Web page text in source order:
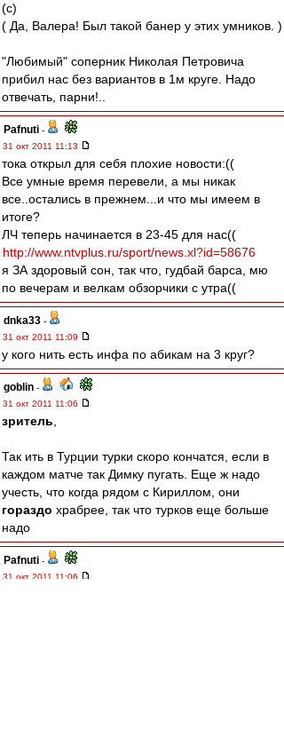
(с)
( Да, Валера! Был такой банер у этих умников. )
"Любимый" соперник Николая Петровича
прибил нас без вариантов в 1м круге. Надо
отвечать, парни!..
Pafnuti -
31 окт 2011 11:13
тока открыл для себя плохие новости:((
Все умные время перевели, а мы никак
все..остались в прежнем...и что мы имеем в
итоге?
ЛЧ теперь начинается в 23-45 для нас((
http://www.ntvplus.ru/sport/news.xl?id=58676
я ЗА здоровый сон, так что, гудбай барса, мю
по вечерам и велкам обзорчики с утра((
dnka33 -
31 окт 2011 11:09
у кого нить есть инфа по абикам на 3 круг?
goblin -
31 окт 2011 11:06
зpитель
Так ить в Турции турки скоро кончатся, если в
каждом матче так Димку пугать. Еще ж надо
учесть, что когда рядом с Кириллом, они
гораздо храбрее, так что турков еще больше
надо
Pafnuti -
31 окт 2011 11:06